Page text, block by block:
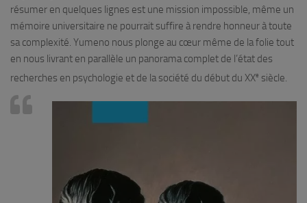
résumer en quelques lignes est une mission impossible, même un
mémoire universitaire ne pourrait suffire à rendre honneur à toute
sa complexité. Yumeno nous plonge au cœur même de la folie tout
en nous livrant en parallèle un panorama complet de l’état des
recherches en psychologie et de la société du début du XXe siècle.